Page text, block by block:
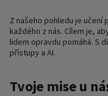
Z našeho pohledu je
každého z nás. Cílem je,
lidem opravdu pomáhá. S
přístupy a AI.
Tvoje mise u